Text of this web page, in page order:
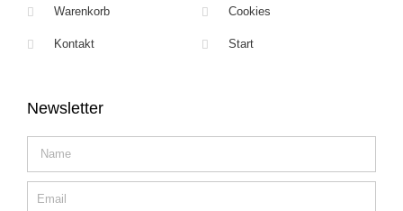
Warenkorb
Kontakt
Cookies
Start
Newsletter